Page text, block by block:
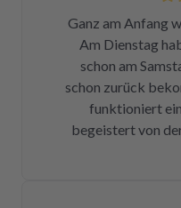
einzusenden und
Der Ausbau war
Fotos für den
halbe
angekommen war,
der Reparatur
dem Rückweg
Ganz am Anfang
Am Dienstag
schon am
schon zurück
funktioniert
begeistert von